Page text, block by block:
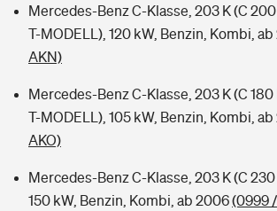
Mercedes-Benz C-Klasse, 203 K (C 200
T-MODELL), 120 kW, Benzin, Kombi,
AKN)
Mercedes-Benz C-Klasse, 203 K (C 180
T-MODELL), 105 kW, Benzin, Kombi,
AKO)
Mercedes-Benz C-Klasse, 203 K (C 230
150 kW, Benzin, Kombi, ab 2006(0999